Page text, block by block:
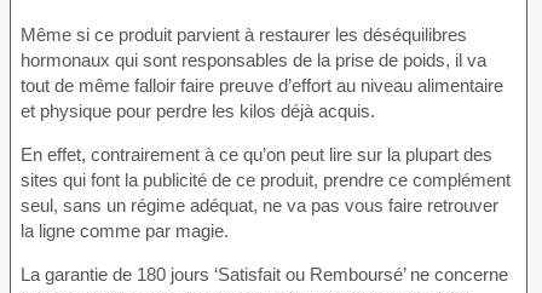
Même si ce produit parvient à restaurer les déséquilibres
hormonaux qui sont responsables de la prise de poids, il va
tout de même falloir faire preuve d’effort au niveau alimentaire
et physique pour perdre les kilos déjà acquis.
En effet, contrairement à ce qu’on peut lire sur la plupart des
sites qui font la publicité de ce produit, prendre ce complément
seul, sans un régime adéquat, ne va pas vous faire retrouver
la ligne comme par magie.
La garantie de 180 jours ‘Satisfait ou Remboursé’ ne concerne